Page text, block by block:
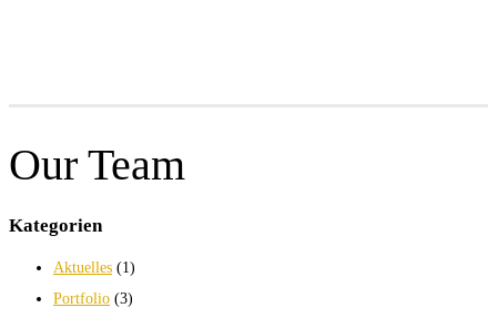
Our Team
Kategorien
Aktuelles (1)
Portfolio (3)